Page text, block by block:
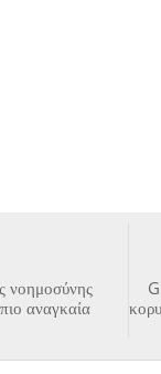
νοημοσύνης
αναγκαία